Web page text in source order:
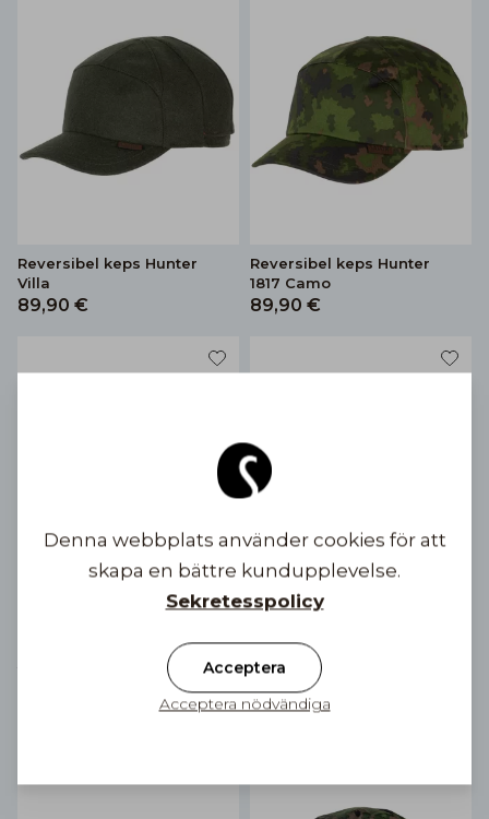
Reversibel keps Hunter
Villa
89,90 €
Reversibel keps Hunter
1817 Camo
89,90 €
Keps Trek Gen Wind HV
Flat Cap Eero Gen Wind
Foxshell
1 färgalternativ
79,91 €
Denna webbplats använder cookies för att
skapa en bättre kundupplevelse.
Sekretesspolicy
Acceptera
Acceptera nödvändiga